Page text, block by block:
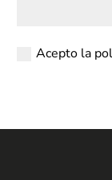
Acepto la